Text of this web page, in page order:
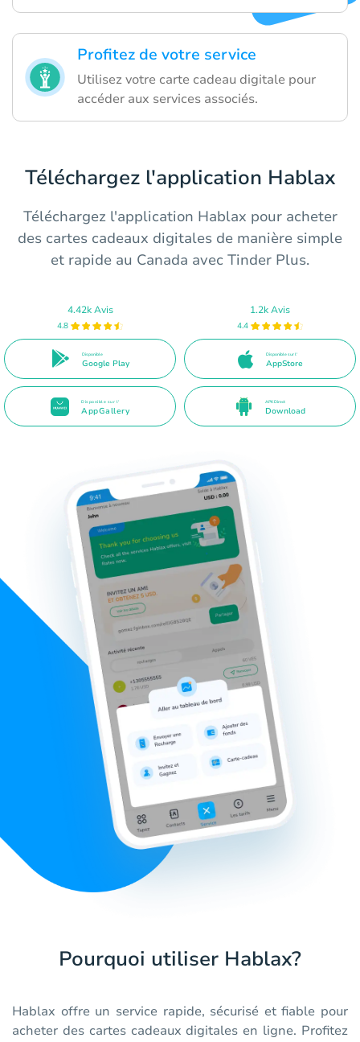
Profitez de votre service
Utilisez votre carte cadeau digitale pour
accéder aux services associés.
Téléchargez l'application Hablax
Téléchargez l'application Hablax pour acheter
des cartes cadeaux digitales de manière simple
et rapide au Canada avec Tinder Plus.
4.42k Avis
4.8
Disponible
Google Play
1.2k Avis
4.4
Disponible sur l'
AppStore
Disponible sur l'
AppGallery
APK Direct
Download
Pourquoi utiliser Hablax?
Hablax offre un service rapide, sécurisé et fiable pour
acheter des cartes cadeaux digitales en ligne. Profitez